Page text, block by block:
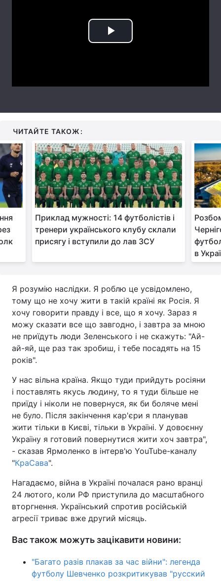
Тема оформлення
Play
ЧИТАЙТЕ ТАКОЖ:
Приклад мужності: 14 футболістів і
тренери українського клубу склали
присягу і вступили до лав ЗСУ
в
Я розумію наслідки. Я роблю це усвідомлено,
тому що не хочу жити в такій країні як Росія. Я
хочу говорити правду і все, що я хочу. Зараз я
можу сказати все що завгодно, і завтра за мною
не приїдуть люди Зеленського і не скажуть: "Ай-
ай-яй, ще раз так зробиш, і тебе посадять на 15
років".
У нас вільна країна. Якщо туди прийдуть росіяни
і поставлять якусь людину, то я туди більше не
приїду і ніколи не повернуся, як би боляче мені
не було. Після закінчення кар'єри я планував
жити тільки в Києві, тільки в Україні. У довоєнну
Україну я готовий повернутися жити хоч завтра",
- сказав Ярмоленко в інтерв'ю YouTube-каналу
"КраСава".
Нагадаємо, війна в Україні почалася рано вранці
24 лютого, коли РФ приступила до масштабного
вторгнення. Український спротив російській
агресії триває вже другий місяць.
Вас також можуть зацікавити новини:
"Багато разів плакав за час війни": легенда
футболу Шевченко розкритикував "русский